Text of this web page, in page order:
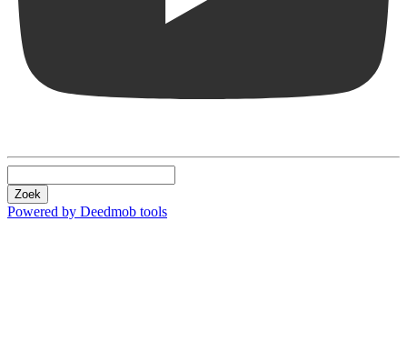
Zoek
Powered by Deedmob tools